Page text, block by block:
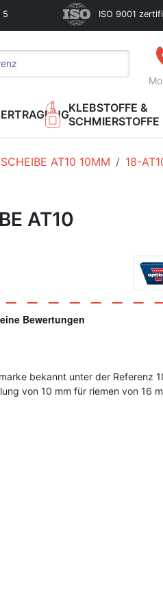
5 ISO 9001
KLEBSTOFFE &
SCHMIERSTOFFE
AT10 10MM 18-
AT10
bekannt unter der Referenz
von 10 mm für riemen von 16